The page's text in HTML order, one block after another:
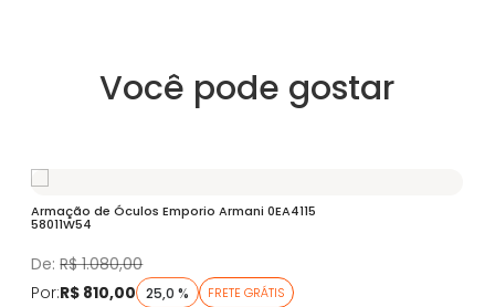
Você pode gostar
Armação de Óculos Emporio Armani 0EA4115
58011W54
De:R$ 1.080,00
Por:R$ 810,00 25,0 % FRETE GRÁTIS